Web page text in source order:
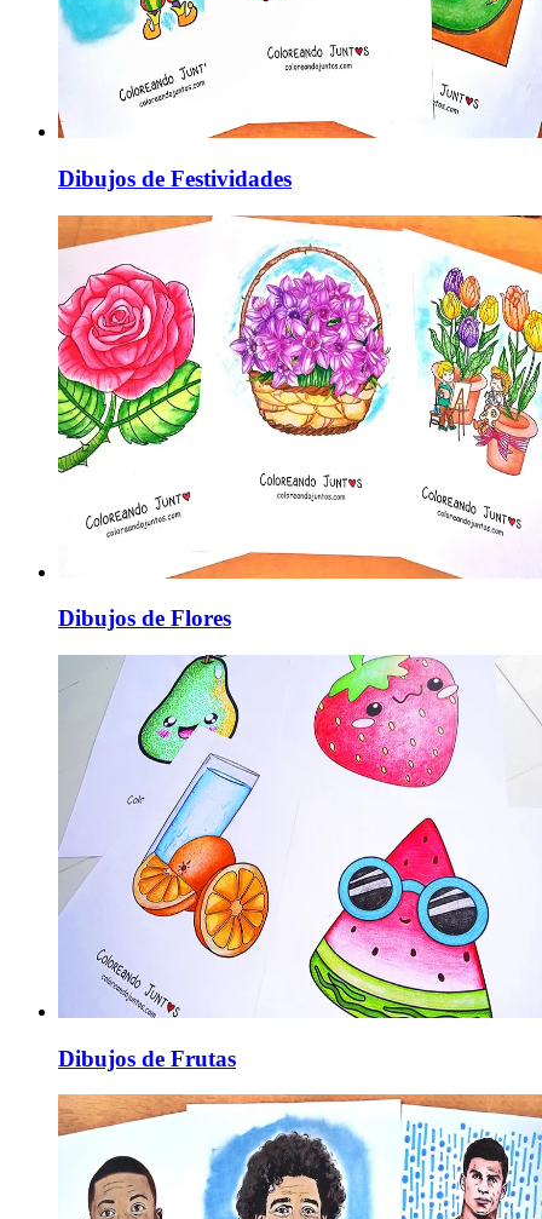
Dibujos de Festividades
Dibujos de Flores
Dibujos de Frutas